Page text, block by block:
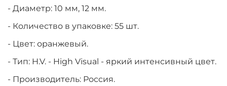
- Диаметр: 10 мм, 12 мм.
- Количество в упаковке: 55 шт.
- Цвет: оранжевый.
- Тип: H.V. - High Visual - яркий интенсивный цвет.
- Производитель: Россия.